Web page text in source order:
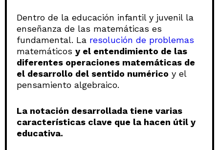
Dentro de la educación infantil y juvenil la
enseñanza de las matemáticas es
fundamental. La resolución de problemas
matemáticos y el entendimiento de las
diferentes operaciones matemáticas de
el desarrollo del sentido numérico y el
pensamiento algebraico.
La notación desarrollada tiene varias
características clave que la hacen útil y
educativa.